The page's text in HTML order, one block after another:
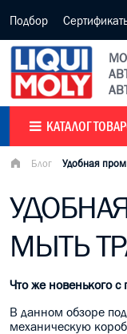
Подбор
КАТАЛОГ
Блог Удобная
МЫТЬ
Что же новенького
В данном обзоре
механическую